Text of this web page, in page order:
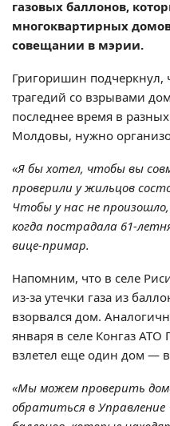
газовых баллонов,
многоквартирных
совещании в мэрии.
Григоришин подчеркнул,
трагедий со взрывами
последнее время в
Молдовы, нужно
«Я бы хотел, чтобы вы
проверили у жильцов
Чтобы у нас не
когда пострадала 61-
вице-примар.
Напомним, что в селе
из-за утечки газа из
взорвался дом.
января в селе Конгаз АТО
взлетел еще один дом —
«Мы можем проверить
обратиться в Управление